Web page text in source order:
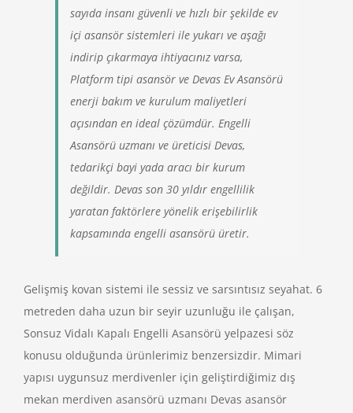
sayıda insanı güvenli ve hızlı bir şekilde ev
içi asansör sistemleri ile yukarı ve aşağı
indirip çıkarmaya ihtiyacınız varsa,
Platform tipi asansör ve Devas Ev Asansörü
enerji bakım ve kurulum maliyetleri
açısından en ideal çözümdür. Engelli
Asansörü uzmanı ve üreticisi Devas,
tedarikçi bayi yada aracı bir kurum
değildir. Devas son 30 yıldır engellilik
yaratan faktörlere yönelik erişebilirlik
kapsamında engelli asansörü üretir.
Gelişmiş kovan sistemi ile sessiz ve sarsıntısız seyahat. 6
metreden daha uzun bir seyir uzunluğu ile çalışan,
Sonsuz Vidalı Kapalı Engelli Asansörü yelpazesi söz
konusu olduğunda ürünlerimiz benzersizdir. Mimari
yapısı uygunsuz merdivenler için geliştirdiğimiz dış
mekan merdiven asansörü uzmanı Devas asansör